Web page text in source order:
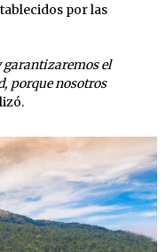
por las
garantizaremos el
porque nosotros